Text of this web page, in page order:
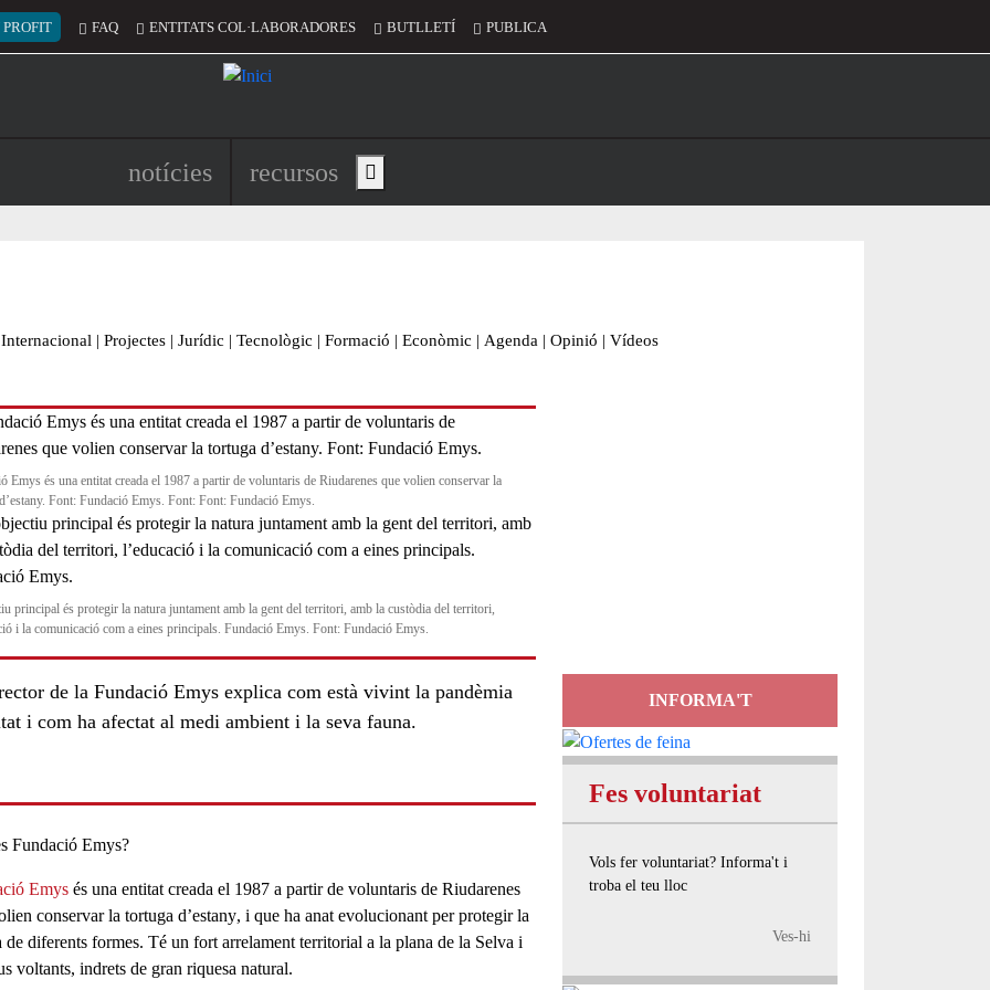
del compte d'usuari
PROFIT FAQ ENTITATS COL·LABORADORES BUTLLETÍ PUBLICA
Navegació principal de l'encapçalament
notícies recursos Show main menu
Internacional | Projectes | Jurídic | Tecnològic | Formació | Econòmic | Agenda | Opinió | Vídeos
Emys és una entitat creada el 1987 a partir de voluntaris de Riudarenes que volien conservar la
Font: Fundació Emys. Font: Font: Fundació Emys.
principal és protegir la natura juntament amb la gent del territori, amb la custòdia del territori,
i la comunicació com a eines principals. Fundació Emys. Font: Fundació Emys.
de la Fundació Emys explica com està vivint la pandèmia
i com ha afectat al medi ambient i la seva fauna.
Fundació Emys?
Emysés una entitat creada el 1987 a partir de voluntaris de Riudarenes
conservar la tortuga d’estany, i que ha anat evolucionant per protegir la
de diferents formes. Té un fort arrelament territorial a la plana de la Selva i
voltants, indrets de gran riquesa natural.
INFORMA'T
Fes voluntariat
Vols fer voluntariat? Informa't i
troba el teu lloc
Ves-hi